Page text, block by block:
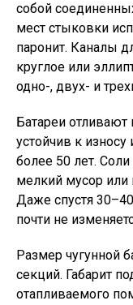
собой
мест стыковки
паронит. Каналы
круглое или
одно-, двух- и
Батареи отливают
устойчив к
более 50 лет.
мелкий мусор или
Даже спустя
почти не
Размер чугунной
секций. Габарит
отапливаемого